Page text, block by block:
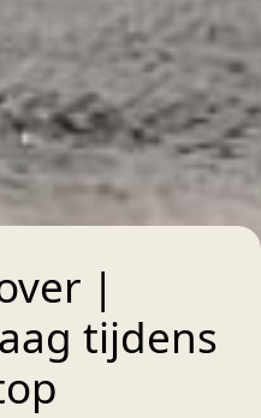
|
tijdens